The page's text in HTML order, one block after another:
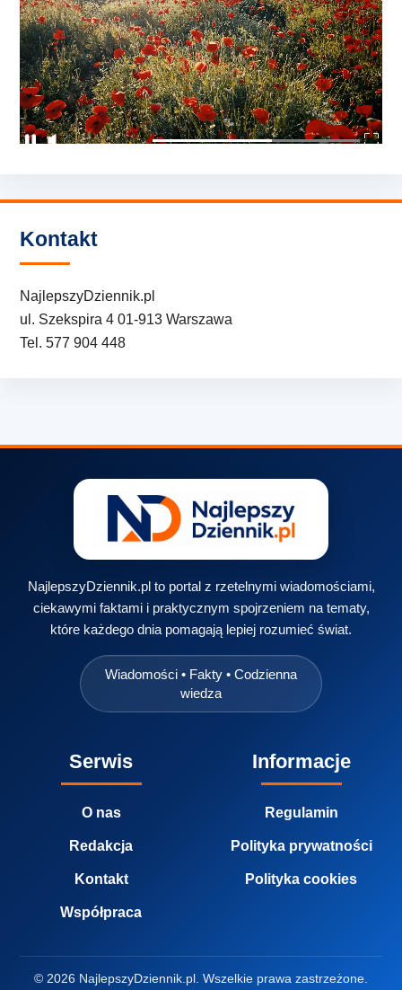
Kontakt
NajlepszyDziennik.pl
ul. Szekspira 4 01-913 Warszawa
Tel. 577 904 448
NajlepszyDziennik.pl to portal z rzetelnymi wiadomościami,
ciekawymi faktami i praktycznym spojrzeniem na tematy,
które każdego dnia pomagają lepiej rozumieć świat.
Wiadomości • Fakty • Codzienna
wiedza
Serwis
O nas
Redakcja
Kontakt
Współpraca
Informacje
Regulamin
Polityka prywatności
Polityka cookies
© 2026 NajlepszyDziennik.pl. Wszelkie prawa zastrzeżone.